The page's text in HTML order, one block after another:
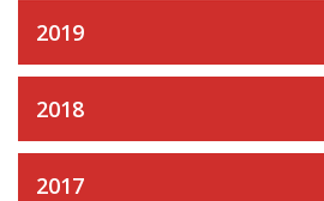
2019
2018
2017